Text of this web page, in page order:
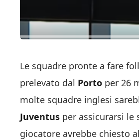
Le squadre pronte a fare
prelevato dal Porto per 26
molte squadre inglesi
Juventus per assicurarsi le
giocatore avrebbe chiesto